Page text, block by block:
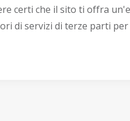
certi che il sito ti offra
di servizi di terze parti